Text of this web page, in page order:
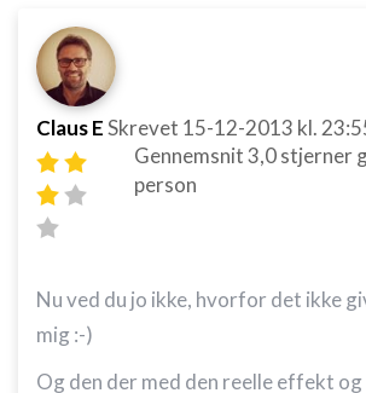
Claus ESkrevet 15-12-2013 kl.
Gennemsnit3,0stjerner
person
Nu ved du jo ikke, hvorfor det ikke
mig :-)
Og den der med den reelle effekt